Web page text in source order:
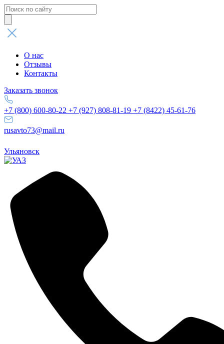
Поиск
товаров
О нас
Отзывы
Контакты
Заказать звонок
+7 (800) 600-80-22 +7 (927) 808-81-19 +7 (8422) 45-61-76
rusavto73@mail.ru
Ульяновск